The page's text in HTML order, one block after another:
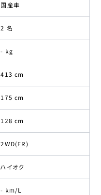
国産車
2 名
- kg
413 cm
175 cm
128 cm
2WD(FR)
ハイオク
- km/L